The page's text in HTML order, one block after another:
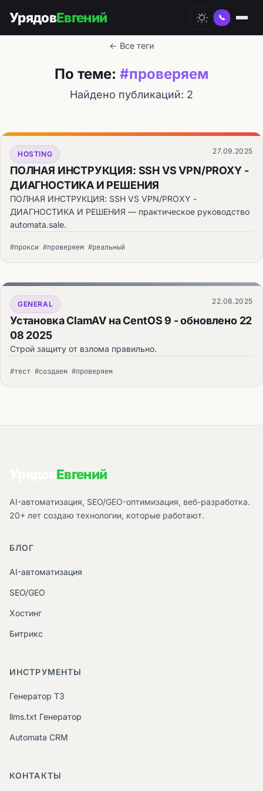
УрядовЕвгений 📞
← Все теги
По теме: #проверяем
Найдено публикаций: 2
HOSTING 27.09.2025
ПОЛНАЯ ИНСТРУКЦИЯ: SSH VS VPN/PROXY -
ДИАГНОСТИКА И РЕШЕНИЯ
ПОЛНАЯ ИНСТРУКЦИЯ: SSH VS VPN/PROXY -
ДИАГНОСТИКА И РЕШЕНИЯ — практическое руководство
automata.sale.
#прокси #проверяем #реальный
GENERAL 22.08.2025
Установка ClamAV на CentOS 9 - обновлено 22
08 2025
Строй защиту от взлома правильно.
#тест #создаем #проверяем
Евгений
AI-автоматизация, SEO/GEO-оптимизация, веб-разработка.
20+ лет создаю технологии, которые работают.
БЛОГ
AI-автоматизация
SEO/GEO
Хостинг
Битрикс
ИНСТРУМЕНТЫ
Генератор ТЗ
llms.txt Генератор
Automata CRM
КОНТАКТЫ